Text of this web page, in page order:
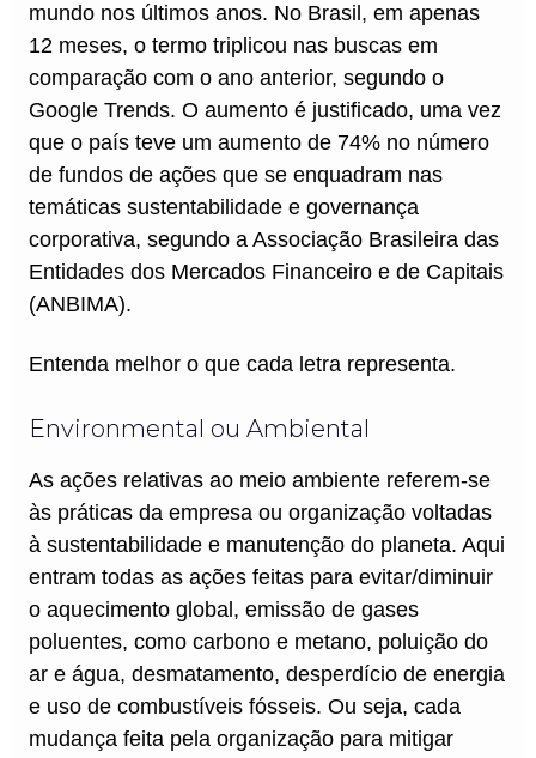
mundo nos últimos anos. No Brasil, em apenas
12 meses, o termo triplicou nas buscas em
comparação com o ano anterior, segundo o
Google Trends. O aumento é justificado, uma vez
que o país teve um aumento de 74% no número
de fundos de ações que se enquadram nas
temáticas sustentabilidade e governança
corporativa, segundo a Associação Brasileira das
Entidades dos Mercados Financeiro e de Capitais
(ANBIMA).
Entenda melhor o que cada letra representa.
Environmental ou Ambiental
As ações relativas ao meio ambiente referem-se
às práticas da empresa ou organização voltadas
à sustentabilidade e manutenção do planeta. Aqui
entram todas as ações feitas para evitar/diminuir
o aquecimento global, emissão de gases
poluentes, como carbono e metano, poluição do
ar e água, desmatamento, desperdício de energia
e uso de combustíveis fósseis. Ou seja, cada
mudança feita pela organização para mitigar